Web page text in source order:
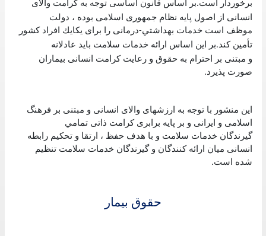
برخوردار است.بر اساس قانون اساسی توجه به كرامت والای
انسانی از اصول پايه نظام جمهوری اسلامی بوده ، دولت
موظف است خدمات بهداشتي-درمانی را برای يكايك افراد كشور
تأمين كند.بر اين اساس ارائه خدمات سلامت بايد عادلانه
و مبتنی بر احترام به حقوق و رعايت كرامت انسانی بيماران
صورت پذيرد.
اين منشور با توجه به ارزشهای والای انسانی و مبتنی بر فرهنگ
اسلامی و ايرانی و بر پايه برابری كرامت ذاتی تمامي
گيرندگان خدمات سلامت و با هدف حفظ ، ارتقا و تحكيم رابطه
انسانی ميان ارائه كنندگان و گيرندگان خدمات سلامت تنظيم
شده است.
حقوق بيمار